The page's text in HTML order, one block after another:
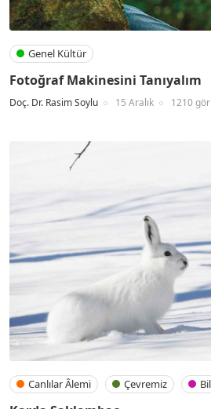
Genel Kültür
Fotoğraf Makinesini Tanıyalım
Doç. Dr. Rasim Soylu 15 Aralık 1210
Canlılar Âlemi Çevremiz